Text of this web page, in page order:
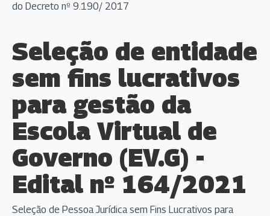
do Decreto nº 9.190/ 2017
Seleção de entidade
sem fins lucrativos
para gestão da
Escola Virtual de
Governo (EV.G) -
Edital nº 164/2021
Seleção de Pessoa Jurídica sem Fins Lucrativos para